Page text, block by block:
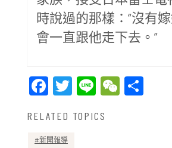
時說過的那樣：“沒有嫁
會一直跟他走下去。”
Facebook
Twitter
Line
RELATED TOPICS
新聞報導